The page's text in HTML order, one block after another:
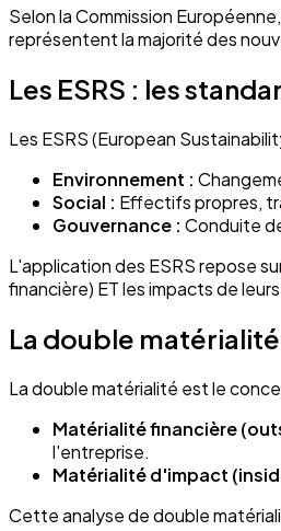
Selon la Commission Européenne,
représentent la majorité des
Les ESRS : les
Les ESRS (European
Environnement :
Social : Effectifs propres,
Gouvernance : Conduite
L'application des ESRS repose
financière) ET les impacts de
La double
La double matérialité est le
Matérialité financière
l'entreprise.
Matérialité d'impact
Cette analyse de double